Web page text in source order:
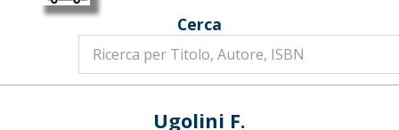
Cerca
Ugolini F.